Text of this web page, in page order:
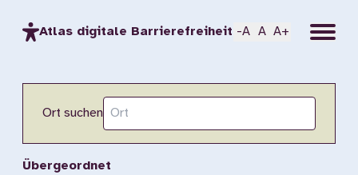
Atlas digitale Barrierefreiheit -A A A+ Menu
Ort suchen
Übergeordnet